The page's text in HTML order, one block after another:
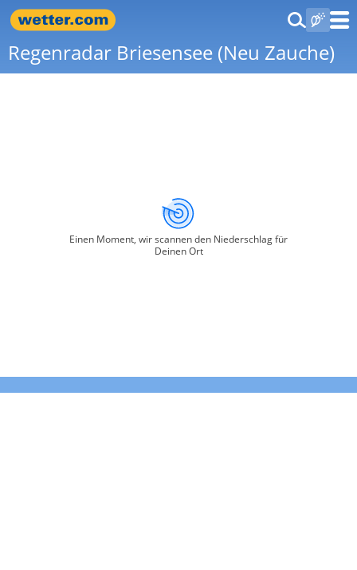
Regenradar Briesensee (Neu Zauche)
Einen Moment, wir scannen den Niederschlag für
Deinen Ort